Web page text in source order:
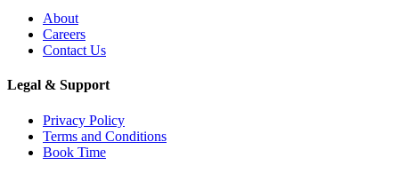
About
Careers
Contact Us
Legal & Support
Privacy Policy
Terms and Conditions
Book Time